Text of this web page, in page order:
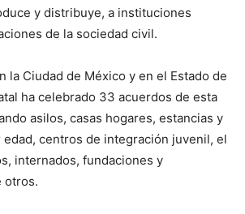
y distribuye, a instituciones
de la sociedad civil.
la Ciudad de México y en el Estado de
ha celebrado 33 acuerdos de esta
asilos, casas hogares, estancias y
centros de integración juvenil, el
internados, fundaciones y
otros.